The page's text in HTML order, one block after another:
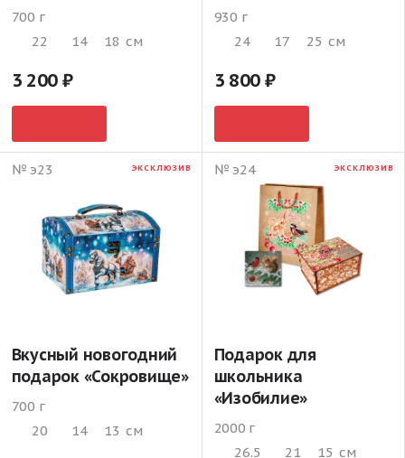
700 г
22
14 18 см
3 200
930 г
24
17 25 см
3 800
№ э23 ЭКСКЛЮЗИВ
Вкусный новогодний
подарок «Сокровище»
700 г
20
14 13 см
№ э24 ЭКСКЛЮЗИВ
Подарок для
школьника
«Изобилие»
2000 г
26.5
21 15 см